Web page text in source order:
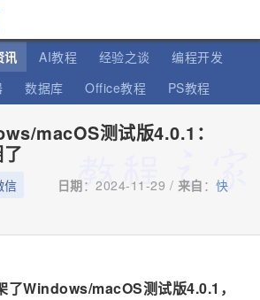
讯 AI教程 经验之谈
编程开发
数据库 Office教程
PS教程
macOS测试版4.0.1：
信 日期：2024-11-29 / 来自 ： 快
了Windows/macOS测试版4.0.1，